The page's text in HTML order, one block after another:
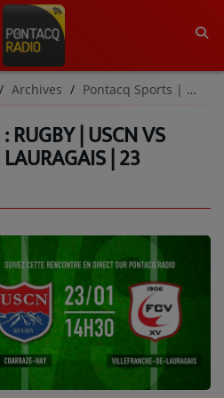
Archives Pontacq Sports | Archives
RUGBY | USCN VS
| 23